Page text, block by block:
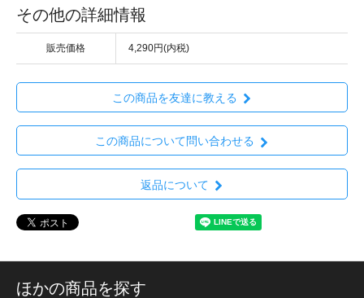
その他の詳細情報
販売価格 4,290円(内税)
この商品を友達に教える
この商品について問い合わせる
返品について
ほかの商品を探す